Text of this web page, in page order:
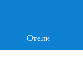
Отели